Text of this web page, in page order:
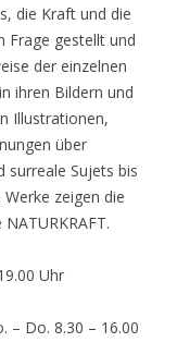
die Kraft und die
Frage gestellt und
der einzelnen
ihren Bildern und
Illustrationen,
über
surreale Sujets bis
zeigen die
Uhr
– Do. 8.30 – 16.00